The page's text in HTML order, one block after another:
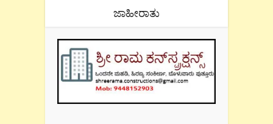
ಜಾಹೀರಾತು